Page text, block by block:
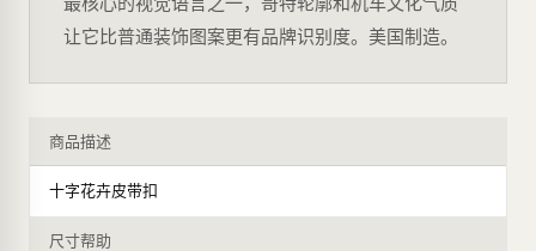
让它比普通装饰图案更有品牌识别度。美国制造。
商品描述
十字花卉皮带扣
尺寸帮助